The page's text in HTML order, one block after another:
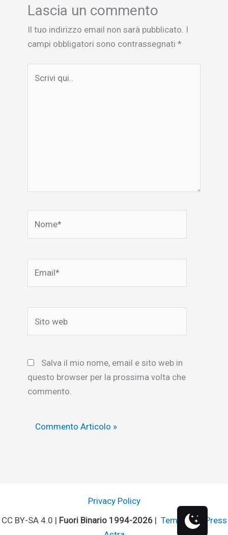
Lascia un commento
Il tuo indirizzo email non sarà pubblicato. I
campi obbligatori sono contrassegnati *
web
Salva il mio nome, email e sito web in
questo browser per la prossima volta che
commento.
Privacy Policy
CC BY-SA 4.0 | Fuori Binario 1994-2026| Tema WordPress